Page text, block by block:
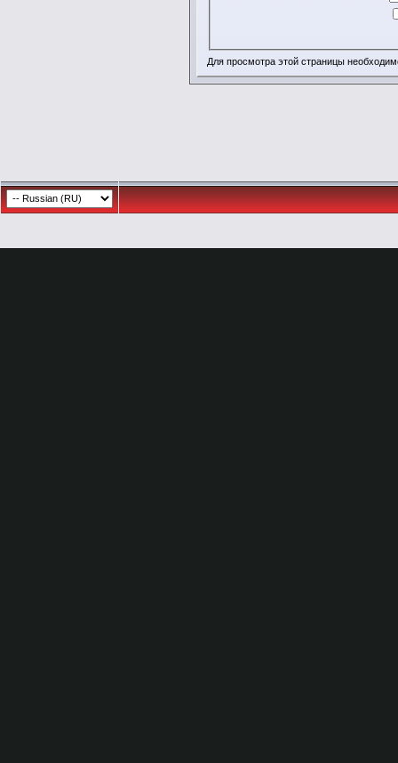
Для просмотра этой страницы